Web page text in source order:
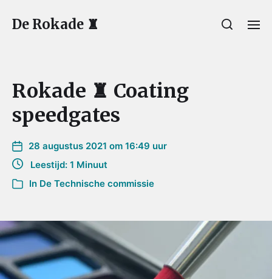
De Rokade ♜
Rokade ♜ Coating
speedgates
28 augustus 2021 om 16:49 uur
Leestijd: 1 Minuut
In De Technische commissie